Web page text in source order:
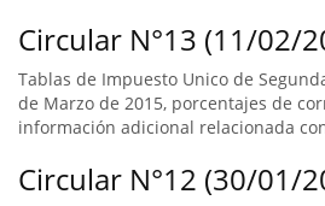
Circular N°13 (11/02/
Tablas de Impuesto Unico de
de Marzo de 2015, porcentajes de
información adicional relacionada
Circular N°12 (30/01/